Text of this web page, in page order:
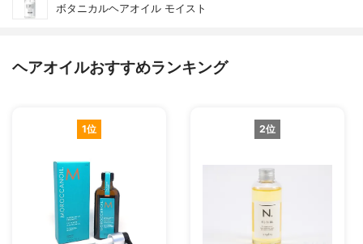
ボタニカルヘアオイル モイスト
ヘアオイルおすすめランキング
1位 2位